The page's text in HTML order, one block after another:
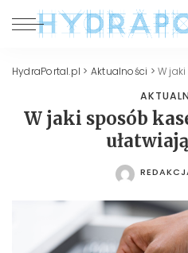
HydraPortal.pl > Aktualności >W jaki
W jaki sposób
POSTED